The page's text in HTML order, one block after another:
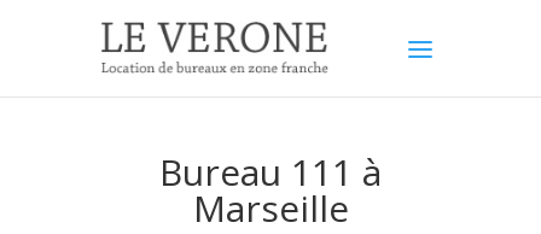
Bureau 111 à
Marseille